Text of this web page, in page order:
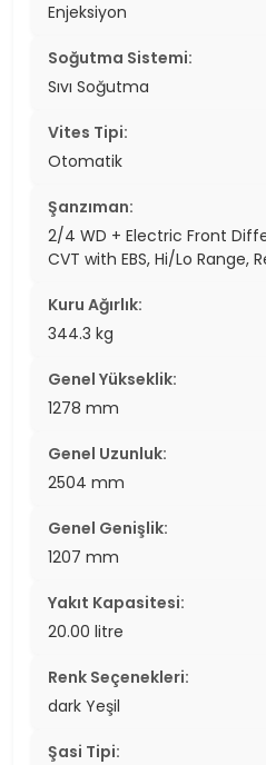
Enjeksiyon
Soğutma Sistemi:
Sıvı Soğutma
Vites Tipi:
Otomatik
Şanzıman:
2/4 WD + Electric Front
CVT with EBS, Hi/Lo Range,
Kuru Ağırlık:
344.3 kg
Genel Yükseklik:
1278 mm
Genel Uzunluk:
2504 mm
Genel Genişlik:
1207 mm
Yakıt Kapasitesi:
20.00 litre
Renk Seçenekleri:
dark Yeşil
Şasi Tipi: